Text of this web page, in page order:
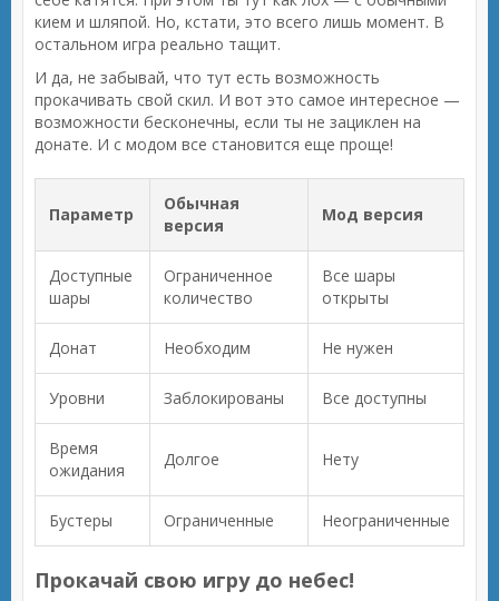
кием и шляпой. Но, кстати, это всего лишь момент. В
остальном игра реально тащит.
И да, не забывай, что тут есть возможность
прокачивать свой скил. И вот это самое интересное —
возможности бесконечны, если ты не зациклен на
донате. И с модом все становится еще проще!
Параметр
Обычная
версия
Мод версия
Доступные
шары
Ограниченное
количество
Все шары
открыты
Донат Необходим Не нужен
Уровни Заблокированы Все доступны
Время
ожидания
Долгое Нету
Бустеры Ограниченные Неограниченные
Прокачай свою игру до небес!